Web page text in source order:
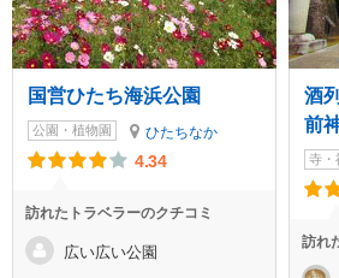
国営ひたち海浜公園
公園・植物園 ひたちなか
4.34
訪れたトラベラーのクチコミ
広い広い公園
酒
前
寺・
訪れ